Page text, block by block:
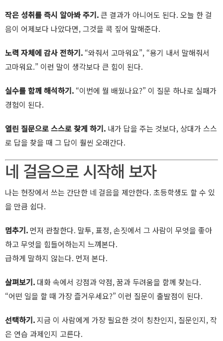
작은 성취를 즉시 알아봐 주기.큰 결과가 아니어도 된다. 오늘 한 걸
음이 어제보다 나았다면, 그것을 콕 짚어 말해준다.
노력 자체에 감사 전하기. “와줘서 고마워요”, “용기 내서 말해줘서
고마워요.” 이런 말이 생각보다 큰 힘이 된다.
실수를 함께 해석하기. “이번에 뭘 배웠나요?” 이 질문 하나로 실패가
경험이 된다.
열린 질문으로 스스로 찾게 하기. 내가 답을 주는 것보다, 상대가 스스
로 답을 찾을 때 그 답이 훨씬 오래간다.
네 걸음으로 시작해 보자
나는 현장에서 쓰는 간단한 네 걸음을 제안한다. 초등학생도 할 수 있
을 만큼 쉽다.
멈추기. 먼저 관찰한다. 말투, 표정, 손짓에서 그 사람이 무엇을 좋아
하고 무엇을 힘들어하는지 느껴본다.
급하게 말하지 않는다. 먼저 본다.
살펴보기. 대화 속에서 강점과 약점, 꿈과 두려움을 함께 찾는다.
“어떤 일을 할 때 가장 즐거우세요?” 이런 질문이 출발점이 된다.
선택하기.지금 이 사람에게 가장 필요한 것이 칭찬인지, 질문인지, 작
은 연습 과제인지 고른다.